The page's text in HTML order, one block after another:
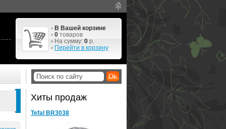
В Вашей корзине
0 товаров
На сумму: 0 р.
Перейти в корзину
Хиты продаж
Tefal BR3038